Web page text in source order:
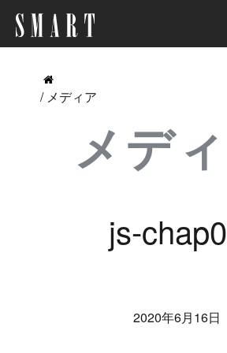
/ メディア
メデ
js-
2020年6月16日